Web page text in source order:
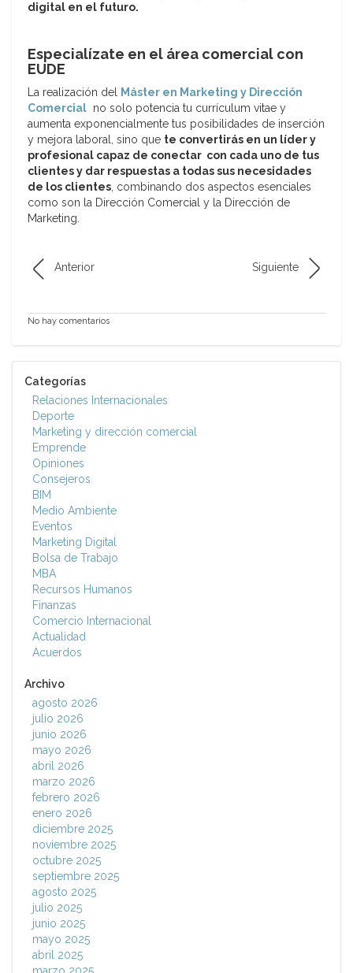
digital en el futuro.
Especialízate en el área comercial con
EUDE
La realización del Máster en Marketing y Dirección
Comercial no solo potencia tu currículum vitae y
aumenta exponencialmente tus posibilidades de inserción
y mejora laboral, sino que te convertirás en un líder y
profesional capaz de conectar con cada uno de tus
clientes y dar respuestas a todas sus necesidades
de los clientes, combinando dos aspectos esenciales
como son la Dirección Comercial y la Dirección de
Marketing.
Anterior Siguiente
No hay comentarios
Categorías
Relaciones Internacionales
Deporte
Marketing y dirección comercial
Emprende
Opiniones
Consejeros
BIM
Medio Ambiente
Eventos
Marketing Digital
Bolsa de Trabajo
MBA
Recursos Humanos
Finanzas
Comercio Internacional
Actualidad
Acuerdos
Archivo
agosto 2026
julio 2026
junio 2026
mayo 2026
abril 2026
marzo 2026
febrero 2026
enero 2026
diciembre 2025
noviembre 2025
octubre 2025
septiembre 2025
agosto 2025
julio 2025
junio 2025
mayo 2025
abril 2025